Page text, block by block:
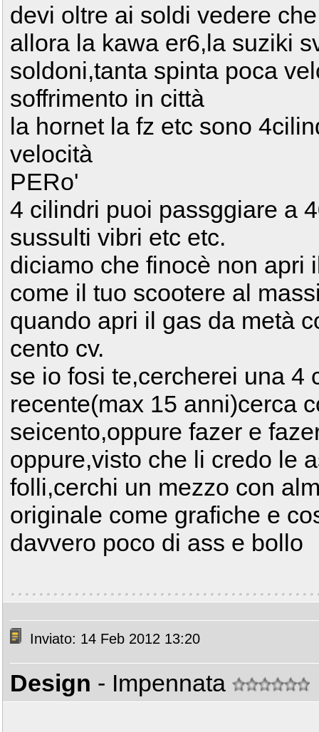
devi oltre ai soldi vedere
allora la kawa er6,la suziki
soldoni,tanta spinta poca
soffrimento in città
la hornet la fz etc sono
velocità
PERo'
4 cilindri puoi passggiare a
sussulti vibri etc etc.
diciamo che finocè non apri
come il tuo scootere al
quando apri il gas da metà
cento cv.
se io fosi te,cercherei una 4
recente(max 15 anni)cerca
seicento,oppure fazer e
oppure,visto che li credo le
folli,cerchi un mezzo con
originale come grafiche e
davvero poco di ass e bollo
Inviato: 14 Feb 2012 13:20
Design - Impennata